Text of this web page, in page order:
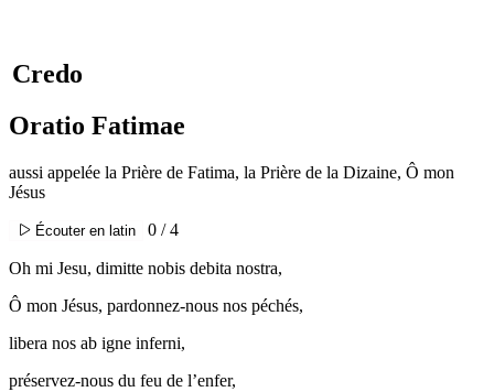
Credo
Oratio Fatimae
aussi appelée la Prière de Fatima, la Prière de la Dizaine, Ô mon
Jésus
Écouter en latin 0 / 4
Oh mi Jesu, dimitte nobis debita nostra,
Ô mon Jésus, pardonnez-nous nos péchés,
libera nos ab igne inferni,
préservez-nous du feu de l’enfer,